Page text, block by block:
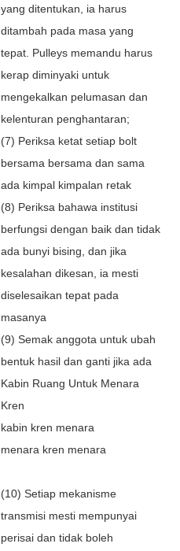
yang ditentukan, ia harus
ditambah pada masa yang
tepat. Pulleys memandu harus
kerap diminyaki untuk
mengekalkan pelumasan dan
kelenturan penghantaran;
(7) Periksa ketat setiap bolt
bersama bersama dan sama
ada kimpal kimpalan retak
(8) Periksa bahawa institusi
berfungsi dengan baik dan tidak
ada bunyi bising, dan jika
kesalahan dikesan, ia mesti
diselesaikan tepat pada
masanya
(9) Semak anggota untuk ubah
bentuk hasil dan ganti jika ada
Kabin Ruang Untuk Menara
Kren
kabin kren menara
menara kren menara
(10) Setiap mekanisme
transmisi mesti mempunyai
perisai dan tidak boleh